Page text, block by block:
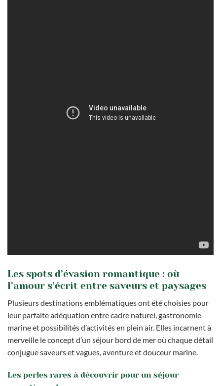
Les spots d’évasion romantique : où
l’amour s’écrit entre saveurs et paysages
Plusieurs destinations emblématiques ont été choisies pour
leur parfaite adéquation entre cadre naturel, gastronomie
marine et possibilités d’activités en plein air. Elles incarnent à
merveille le concept d’un séjour bord de mer où chaque détail
conjugue saveurs et vagues, aventure et douceur marine.
Les perles rares à découvrir pour un séjour